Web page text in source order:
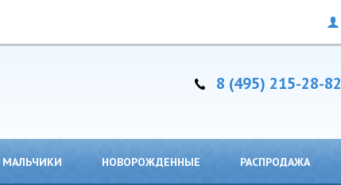
8 (495) 215-28-82
МАЛЬЧИКИ НОВОРОЖДЕННЫЕ РАСПРОДАЖА